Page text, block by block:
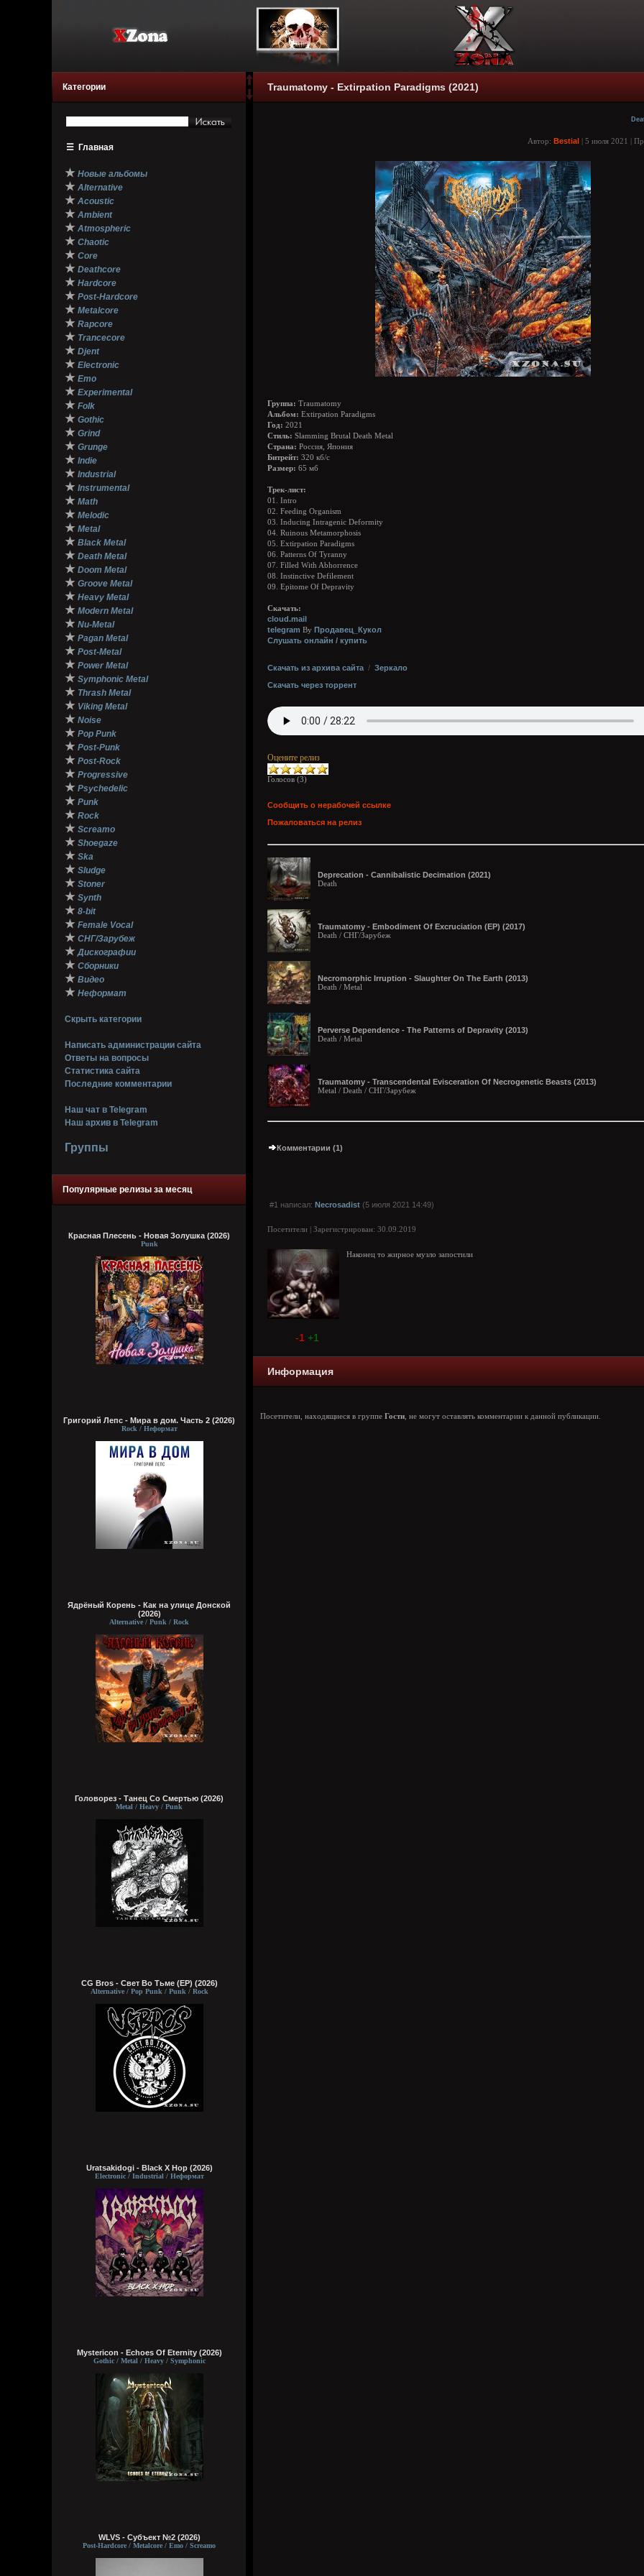
Категории
☰ Главная
★ Новые альбомы
★ Alternative
★ Acoustic
★ Ambient
★ Atmospheric
★ Chaotic
★ Core
★ Deathcore
★ Hardcore
★ Post-Hardcore
★ Metalcore
★ Rapcore
★ Trancecore
★ Djent
★ Electronic
★ Emo
★ Experimental
★ Folk
★ Gothic
★ Grind
★ Grunge
★ Indie
★ Industrial
★ Instrumental
★ Math
★ Melodic
★ Metal
★ Black Metal
★ Death Metal
★ Doom Metal
★ Groove Metal
★ Heavy Metal
★ Modern Metal
★ Nu-Metal
★ Pagan Metal
★ Post-Metal
★ Power Metal
★ Symphonic Metal
★ Thrash Metal
★ Viking Metal
★ Noise
★ Pop Punk
★ Post-Punk
★ Post-Rock
★ Progressive
★ Psychedelic
★ Punk
★ Rock
★ Screamo
★ Shoegaze
★ Ska
★ Sludge
★ Stoner
★ Synth
★ 8-bit
★ Female Vocal
★ СНГ/Зарубеж
★ Дискографии
★ Сборники
★ Видео
★ Неформат
Скрыть категории
Написать администрации сайта
Ответы на вопросы
Статистика сайта
Последние комментарии
Наш чат в Telegram
Наш архив в Telegram
Группы
Популярные релизы за месяц
Красная Плесень - Новая Золушка (2026)
Punk
Григорий Лепс - Мира в дом. Часть 2 (2026)
Rock / Неформат
Ядрёный Корень - Как на улице Донской
(2026)
Alternative / Punk / Rock
Головорез - Tанец Со Смертью (2026)
Metal / Heavy / Punk
CG Bros - Свет Во Тьме (EP) (2026)
Alternative / Pop Punk / Punk / Rock
Uratsakidogi - Black X Hop (2026)
Electronic / Industrial / Неформат
Mystericon - Echoes Of Eternity (2026)
Gothic / Metal / Heavy / Symphonic
WLVS - Субъект №2 (2026)
Post-Hardcore / Metalcore / Emo / Screamo
Traumatomy - Extirpation Paradigms (2021)
Автор: Bestial | 5 июля 2021 |
Группа: Traumatomy
Альбом: Extirpation Paradigms
Год: 2021
Стиль: Slamming Brutal Death Metal
Страна: Россия, Япония
Битрейт: 320 кб/с
Размер: 65 мб
Трек-лист:
01. Intro
02. Feeding Organism
03. Inducing Intragenic Deformity
04. Ruinous Metamorphosis
05. Extirpation Paradigms
06. Patterns Of Tyranny
07. Filled With Abhorrence
08. Instinctive Defilement
09. Epitome Of Depravity
Скачать:
cloud.mail
telegram By Продавец_Кукол
Слушать онлайн / купить
Скачать из архива сайта / Зеркало
Скачать через торрент
Оцените релиз
Голосов (3)
Сообщить о нерабочей ссылке
Пожаловаться на релиз
Deprecation - Cannibalistic Decimation (2021)
Death
Traumatomy - Embodiment Of Excruciation (EP) (2017)
Death / СНГ/Зарубеж
Necromorphic Irruption - Slaughter On The Earth (2013)
Death / Metal
Perverse Dependence - The Patterns of Depravity (2013)
Death / Metal
Traumatomy - Transcendental Evisceration Of Necrogenetic Beasts (2013)
Metal / Death / СНГ/Зарубеж
Комментарии (1)
#1 написал: Necrosadist (5 июля 2021 14:49)
Посетители | Зарегистрирован: 30.09.2019
Наконец то жирное музло запостили
-1 +1
Информация
Посетители, находящиеся в группе Гости , не могут оставлять комментарии к данной публикации.